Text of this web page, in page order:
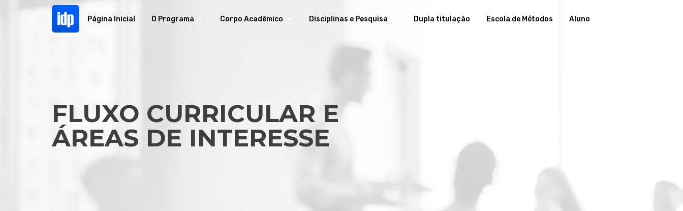
Página Inicial O Programa Corpo Acadêmico Disciplinas e Pesquisa Dupla titulação Escola de Métodos Aluno
FLUXO CURRICULAR E
ÁREAS DE INTERESSE